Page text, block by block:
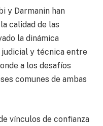
y Darmanin han
calidad de las
la dinámica
y técnica entre
a los desafíos
comunes de ambas
vínculos de confianza